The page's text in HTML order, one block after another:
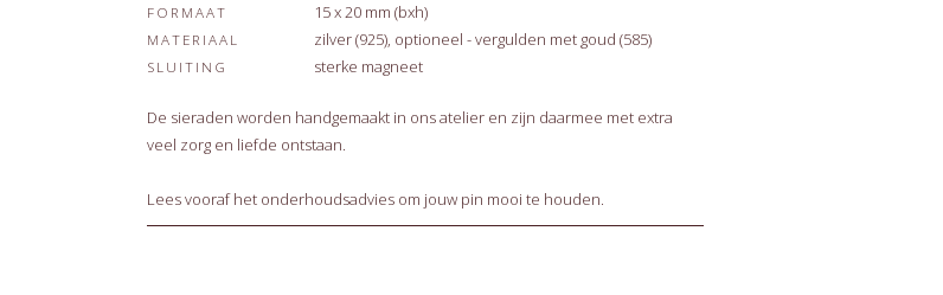
FORMAAT 15 x 20 mm (bxh)
MATERIAAL zilver (925), optioneel - vergulden met goud (585)
SLUITING sterke magneet
De sieraden worden handgemaakt in ons atelier en zijn daarmee met extra
veel zorg en liefde ontstaan.
Lees vooraf het onderhoudsadvies om jouw pin mooi te houden.